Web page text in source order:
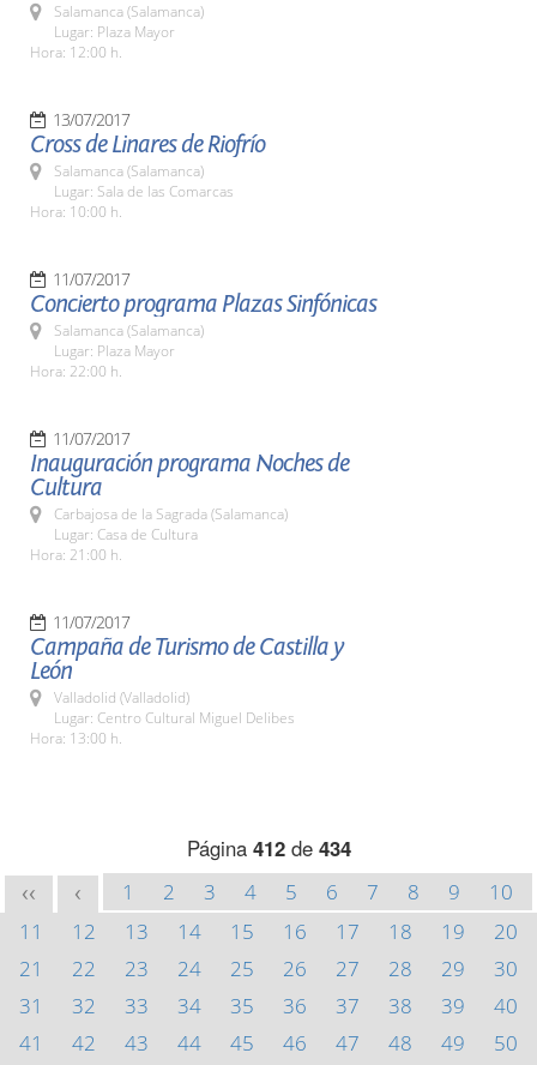
Salamanca (Salamanca)
Lugar: Plaza Mayor
Hora: 12:00 h.
13/07/2017
Cross de Linares de Riofrío
Salamanca (Salamanca)
Lugar: Sala de las Comarcas
Hora: 10:00 h.
11/07/2017
Concierto programa Plazas Sinfónicas
Salamanca (Salamanca)
Lugar: Plaza Mayor
Hora: 22:00 h.
11/07/2017
Inauguración programa Noches de
Cultura
Carbajosa de la Sagrada (Salamanca)
Lugar: Casa de Cultura
Hora: 21:00 h.
11/07/2017
Campaña de Turismo de Castilla y
León
Valladolid (Valladolid)
Lugar: Centro Cultural Miguel Delibes
Hora: 13:00 h.
Página 412de 434
<< < 1 2 3 4 5 6 7 8 9
10
11
12 13 14 15 16 17 18 19
20
21
22 23 24 25 26 27 28 29
30
31
32 33 34 35 36 37 38 39
40
41
42 43 44 45 46 47 48 49
50